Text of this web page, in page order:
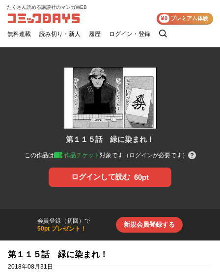
コミックDAYS
たくさん読める講談社のマンガWEB
無料連載 読み切り・新人 履歴 ログイン・登録
検
¥0 プレミアム体験
第１１５話 緑に染まれ！
この作品は 作品チケット 対象です（ログインが必要です）
ログインして読む 60pt
会員登録（初回）で
50pt プレゼント！
新規会員登録する
第１１５話 緑に染まれ！
2018年08月31日